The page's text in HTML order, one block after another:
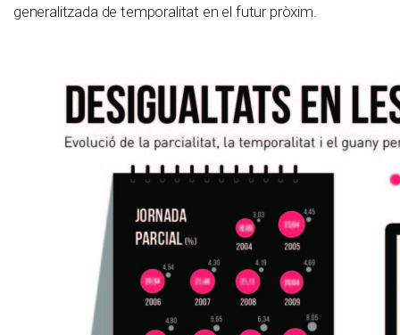
generalitzada de temporalitat en el futur pròxim.